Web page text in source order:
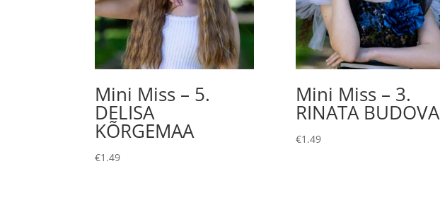
Mini Miss – 5.
DELISA
KÕRGEMAA
€1.49
Mini Miss – 3.
RINATA BUDOVA
€1.49